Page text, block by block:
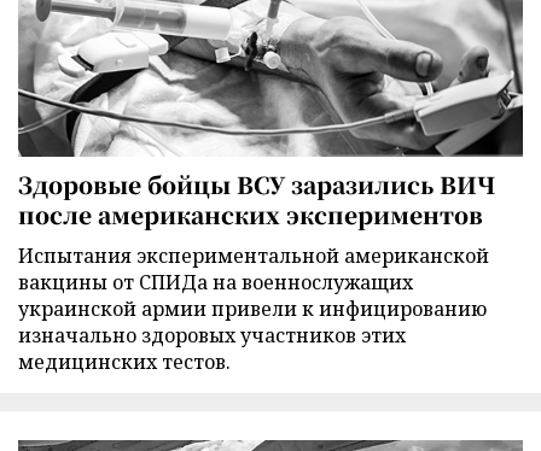
Здоровые бойцы ВСУ заразились ВИЧ
после американских экспериментов
Испытания экспериментальной американской
вакцины от СПИДа на военнослужащих
украинской армии привели к инфицированию
изначально здоровых участников этих
медицинских тестов.